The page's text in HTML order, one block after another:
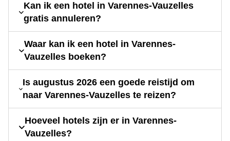
Kan ik een hotel in Varennes-Vauzelles
gratis annuleren?
Waar kan ik een hotel in Varennes-
Vauzelles boeken?
Is augustus 2026 een goede reistijd om
naar Varennes-Vauzelles te reizen?
Hoeveel hotels zijn er in Varennes-
Vauzelles?